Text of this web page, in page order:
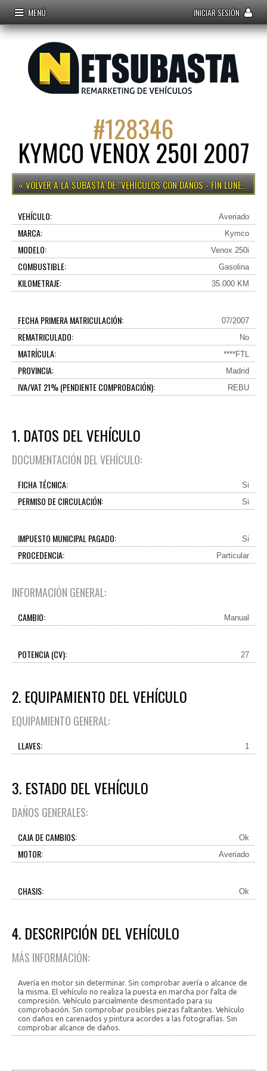
MENÚ INICIAR SESIÓN
#128346
KYMCO VENOX 250I 2007
VEHÍCULOS CON DAÑOS - FIN LUNES 15H
VEHÍCULO: Averiado
MARCA: Kymco
MODELO: Venox 250i
COMBUSTIBLE: Gasolina
KILOMETRAJE: 35.000 KM
FECHA PRIMERA MATRICULACIÓN: 07/2007
REMATRICULADO: No
MATRÍCULA: ****FTL
PROVINCIA: Madrid
IVA/VAT 21% (PENDIENTE COMPROBACIÓN): REBU
1. DATOS DEL VEHÍCULO
DOCUMENTACIÓN DEL VEHÍCULO:
FICHA TÉCNICA: Si
PERMISO DE CIRCULACIÓN: Si
IMPUESTO MUNICIPAL PAGADO: Si
PROCEDENCIA: Particular
INFORMACIÓN GENERAL:
CAMBIO: Manual
POTENCIA (CV): 27
2. EQUIPAMIENTO DEL VEHÍCULO
EQUIPAMIENTO GENERAL:
LLAVES: 1
3. ESTADO DEL VEHÍCULO
DAÑOS GENERALES:
CAJA DE CAMBIOS: Ok
MOTOR: Averiado
CHASIS: Ok
4. DESCRIPCIÓN DEL VEHÍCULO
MÁS INFORMACIÓN:
Avería en motor sin determinar. Sin comprobar avería o alcance de
la misma. El vehículo no realiza la puesta en marcha por falta de
compresión. Vehículo parcialmente desmontado para su
comprobación. Sin comprobar posibles piezas faltantes. Vehículo
con daños en carenados y pintura acordes a las fotografías. Sin
comprobar alcance de daños.